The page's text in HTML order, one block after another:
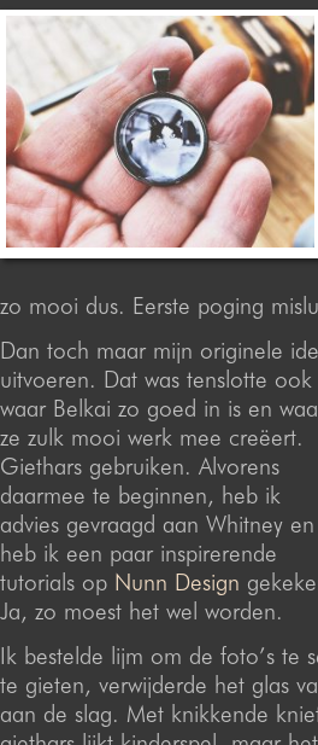
zo mooi dus. Eerste poging
Dan toch maar mijn originele
uitvoeren. Dat was tenslotte ook
waar Belkai zo goed in is en
ze zulk mooi werk mee creëert.
Giethars gebruiken. Alvorens
daarmee te beginnen, heb ik
advies gevraagd aan Whitney en
heb ik een paar inspirerende
tutorials op Nunn Design
Ja, zo moest het wel worden.
Ik bestelde lijm om de foto’s te
te gieten, verwijderde het glas
aan de slag. Met knikkende